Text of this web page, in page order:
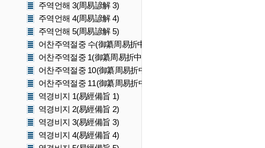
주역언해 3(周易諺解 3)
주역언해 4(周易諺解 4)
주역언해 5(周易諺解 5)
어찬주역절중 수(御纂周易折中 首)
어찬주역절중 1(御纂周易折中 1)
어찬주역절중 10(御纂周易折中 10)
어찬주역절중 11(御纂周易折中 11)
역경비지 1(易經備旨 1)
역경비지 2(易經備旨 2)
역경비지 3(易經備旨 3)
역경비지 4(易經備旨 4)